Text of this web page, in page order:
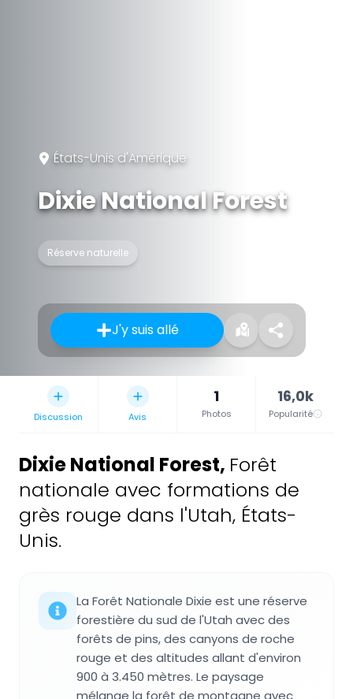
États-Unis d'Amérique
Dixie National Forest
Réserve naturelle
J'y suis allé
Discussion Avis
1
Photos
16,0k
Popularité
Dixie National Forest, Forêt
nationale avec formations de
grès rouge dans l'Utah, États-
Unis.
La Forêt Nationale Dixie est une réserve
forestière du sud de l'Utah avec des
forêts de pins, des canyons de roche
rouge et des altitudes allant d'environ
900 à 3.450 mètres. Le paysage
mélange la forêt de montagne avec